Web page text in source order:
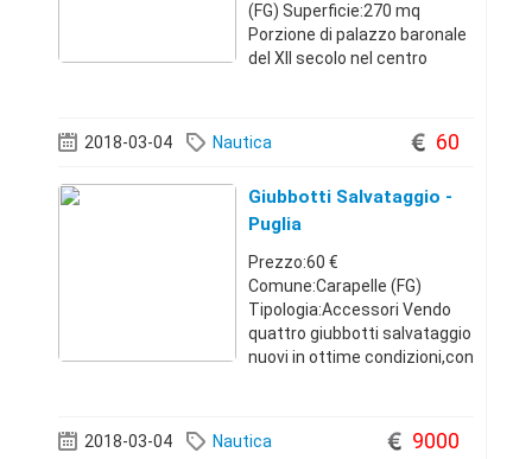
(FG) Superficie:270 mq
Porzione di palazzo baronale
del XII secolo nel centro
più livelli ed è munito di due
ingressi dalla corte interna
2018-03-04 Nautica 60
Giubbotti Salvataggio -
Puglia
Prezzo:60 €
Comune:Carapelle (FG)
Tipologia:Accessori Vendo
quattro giubbotti salvataggio
nuovi in ottime condizioni,con
60,00,non trattabile,no
affaristi,no
2018-03-04 Nautica 9000